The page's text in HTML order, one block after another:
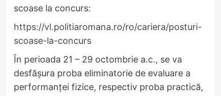
scoase la concurs:
https://vl.politiaromana.ro/ro/cariera/posturi-
scoase-la-concurs
În perioada 21 – 29 octombrie a.c., se va
desfășura proba eliminatorie de evaluare a
performanței fizice, respectiv proba practică,